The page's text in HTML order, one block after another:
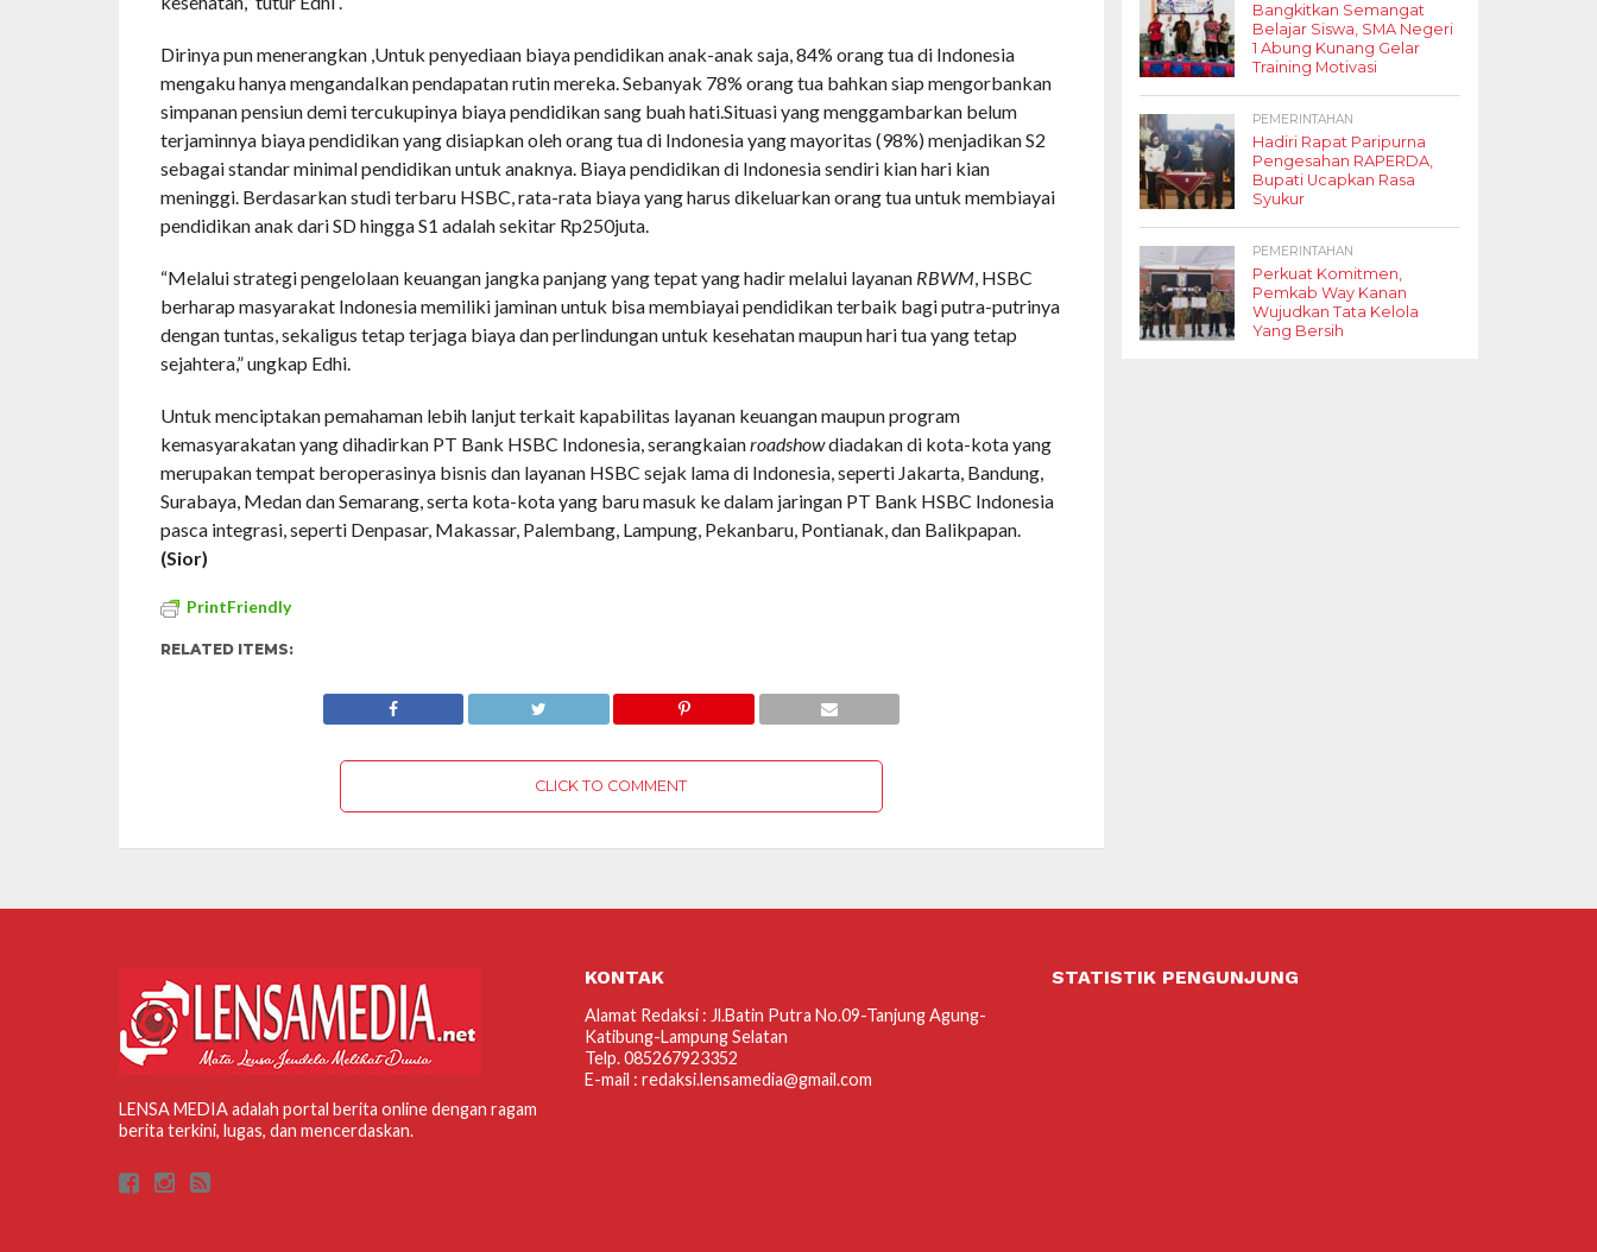
Dirinya pun menerangkan ,Untuk penyediaan biaya pendidikan anak-anak saja, 84% orang tua di Indonesia
mengaku hanya mengandalkan pendapatan rutin mereka. Sebanyak 78% orang tua bahkan siap mengorbankan
simpanan pensiun demi tercukupinya biaya pendidikan sang buah hati.Situasi yang menggambarkan belum
terjaminnya biaya pendidikan yang disiapkan oleh orang tua di Indonesia yang mayoritas (98%) menjadikan S2
sebagai standar minimal pendidikan untuk anaknya. Biaya pendidikan di Indonesia sendiri kian hari kian
meninggi. Berdasarkan studi terbaru HSBC, rata-rata biaya yang harus dikeluarkan orang tua untuk membiayai
pendidikan anak dari SD hingga S1 adalah sekitar Rp250juta.
“Melalui strategi pengelolaan keuangan jangka panjang yang tepat yang hadir melalui layanan RBWM, HSBC
berharap masyarakat Indonesia memiliki jaminan untuk bisa membiayai pendidikan terbaik bagi putra-putrinya
dengan tuntas, sekaligus tetap terjaga biaya dan perlindungan untuk kesehatan maupun hari tua yang tetap
sejahtera,” ungkap Edhi.
Untuk menciptakan pemahaman lebih lanjut terkait kapabilitas layanan keuangan maupun program
kemasyarakatan yang dihadirkan PT Bank HSBC Indonesia, serangkaianroadshowdiadakan di kota-kota yang
merupakan tempat beroperasinya bisnis dan layanan HSBC sejak lama di Indonesia, seperti Jakarta, Bandung,
Surabaya, Medan dan Semarang, serta kota-kota yang baru masuk ke dalam jaringan PT Bank HSBC Indonesia
pasca integrasi, seperti Denpasar, Makassar, Palembang, Lampung, Pekanbaru, Pontianak, dan Balikpapan.
(Sior)
PrintFriendly
RELATED ITEMS:
CLICK TO COMMENT
Bangkitkan Semangat
Belajar Siswa, SMA Negeri
1 Abung Kunang Gelar
Training Motivasi
PEMERINTAHAN
Hadiri Rapat Paripurna
Pengesahan RAPERDA,
Bupati Ucapkan Rasa
Syukur
PEMERINTAHAN
Perkuat Komitmen,
Pemkab Way Kanan
Wujudkan Tata Kelola
Yang Bersih
LENSA MEDIA adalah portal berita online dengan ragam
berita terkini, lugas, dan mencerdaskan.
KONTAK
Alamat Redaksi : Jl.Batin Putra No.09-Tanjung Agung-
Katibung-Lampung Selatan
Telp. 085267923352
E-mail : redaksi.lensamedia@gmail.com
STATISTIK PENGUNJUNG